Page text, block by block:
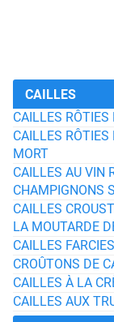
CAILLES
CAILLES RÔTIES
CAILLES
MORT
CAILLES AU VIN
CHAMPIGNONS
CAILLES
LA MOUTARDE
CAILLES
CROÛTONS DE
CAILLES À LA
CAILLES AUX